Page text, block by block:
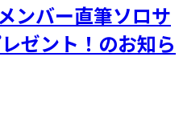
ンバー直筆ソロサ
ゼント！のお知ら